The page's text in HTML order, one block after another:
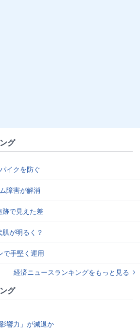
グ
イクを防ぐ
障害が解消
で見えた差
が明るく？
で手堅く運用
経済ニュースランキングをもっと見る
グ
響力」が減退か